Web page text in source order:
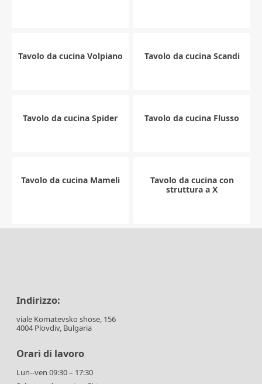
Tavolo da cucina Volpiano Tavolo da cucina Scandi
Tavolo da cucina Spider Tavolo da cucina Flusso
Tavolo da cucina Mameli
Tavolo da cucina con
struttura a X
Indirizzo:
viale Komatevsko shose, 156
4004 Plovdiv, Bulgaria
Orari di lavoro
Lun--ven 09:30 – 17:30